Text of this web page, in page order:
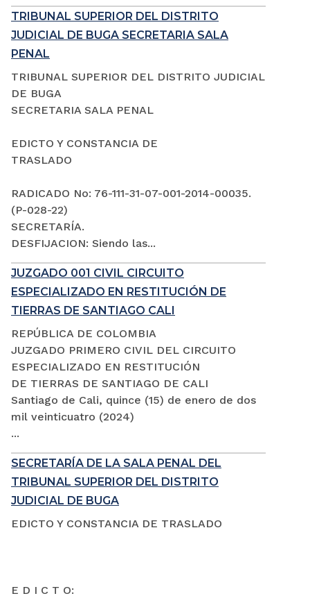
TRIBUNAL SUPERIOR DEL DISTRITO
JUDICIAL DE BUGA SECRETARIA SALA
PENAL
TRIBUNAL SUPERIOR DEL DISTRITO JUDICIAL
DE BUGA
SECRETARIA SALA PENAL
EDICTO Y CONSTANCIA DE
TRASLADO
RADICADO No: 76-111-31-07-001-2014-00035.
(P-028-22)
SECRETARÍA.
DESFIJACION: Siendo las...
JUZGADO 001 CIVIL CIRCUITO
ESPECIALIZADO EN RESTITUCIÓN DE
TIERRAS DE SANTIAGO CALI
REPÚBLICA DE COLOMBIA
JUZGADO PRIMERO CIVIL DEL CIRCUITO
ESPECIALIZADO EN RESTITUCIÓN
DE TIERRAS DE SANTIAGO DE CALI
Santiago de Cali, quince (15) de enero de dos
mil veinticuatro (2024)
...
SECRETARÍA DE LA SALA PENAL DEL
TRIBUNAL SUPERIOR DEL DISTRITO
JUDICIAL DE BUGA
EDICTO Y CONSTANCIA DE TRASLADO
E D I C T O: